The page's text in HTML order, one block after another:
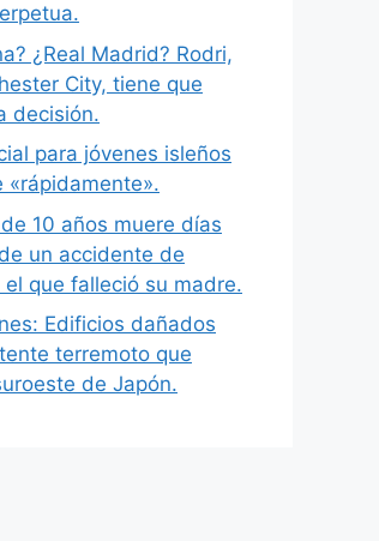
¿Real Madrid? Rodri,
City, tiene que
decisión.
para jóvenes isleños
«rápidamente».
10 años muere días
un accidente de
que falleció su madre.
Edificios dañados
terremoto que
de Japón.